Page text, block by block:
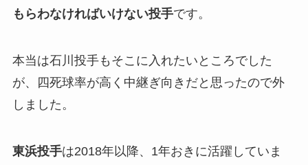
もらわなければいけない投手です。
本当は石川投手もそこに入れたいところでした
が、四死球率が高く中継ぎ向きだと思ったので外
しました。
東浜投手は2018年以降、1年おきに活躍していま